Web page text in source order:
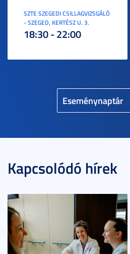
Eseménynaptár
SZTE SZEGEDI CSILLAGVIZSGÁLÓ
- SZEGED, KERTÉSZ U. 3.
18:30 - 22:00
Kapcsolódó hírek